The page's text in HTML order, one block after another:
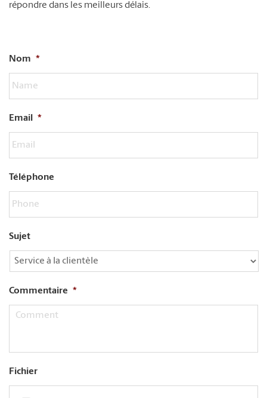
répondre dans les meilleurs délais.
Nom *
Email *
Téléphone
Sujet
Commentaire *
Fichier